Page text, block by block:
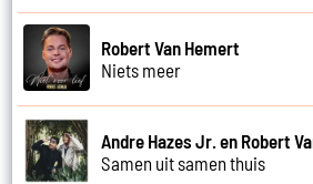
Robert Van Hemert
Niets meer
Andre Hazes Jr. en Robert
Samen uit samen thuis